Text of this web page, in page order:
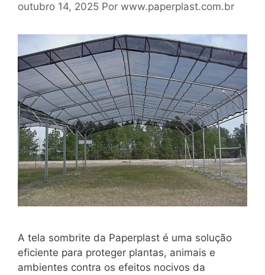
outubro 14, 2025 Por www.paperplast.com.br
A tela sombrite da Paperplast é uma solução
eficiente para proteger plantas, animais e
ambientes contra os efeitos nocivos da